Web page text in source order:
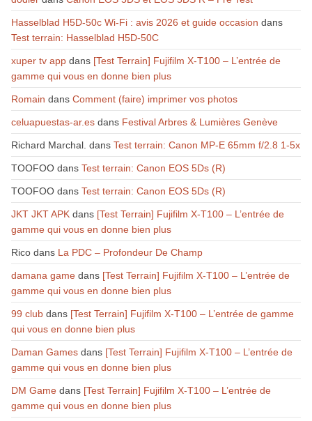
Hasselblad H5D-50c Wi-Fi : avis 2026 et guide occasion dans
Test terrain: Hasselblad H5D-50C
xuper tv appdans [Test Terrain] Fujifilm X-T100 – L’entrée de
gamme qui vous en donne bien plus
Romain dans Comment (faire) imprimer vos photos
celuapuestas-ar.esdans Festival Arbres & Lumières Genève
Richard Marchal. dans Test terrain: Canon MP-E 65mm f/2.8 1-5x
TOOFOOdans Test terrain: Canon EOS 5Ds (R)
TOOFOOdans Test terrain: Canon EOS 5Ds (R)
JKT JKT APKdans [Test Terrain] Fujifilm X-T100 – L’entrée de
gamme qui vous en donne bien plus
Ricodans La PDC – Profondeur De Champ
damana gamedans [Test Terrain] Fujifilm X-T100 – L’entrée de
gamme qui vous en donne bien plus
99 clubdans [Test Terrain] Fujifilm X-T100 – L’entrée de gamme
qui vous en donne bien plus
Daman Gamesdans [Test Terrain] Fujifilm X-T100 – L’entrée de
gamme qui vous en donne bien plus
DM Gamedans [Test Terrain] Fujifilm X-T100 – L’entrée de
gamme qui vous en donne bien plus